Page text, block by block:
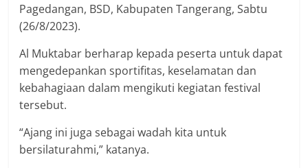
Pagedangan, BSD, Kabupaten Tangerang, Sabtu
(26/8/2023).
Al Muktabar berharap kepada peserta untuk dapat
mengedepankan sportifitas, keselamatan dan
kebahagiaan dalam mengikuti kegiatan festival
tersebut.
“Ajang ini juga sebagai wadah kita untuk
bersilaturahmi,” katanya.